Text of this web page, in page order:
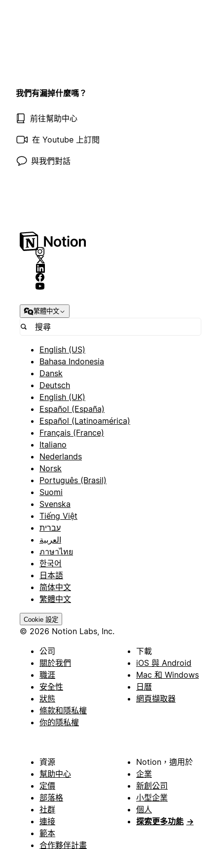
我們有漏掉什麼嗎？
前往幫助中心
在 Youtube 上訂閱
與我們對話
繁體中文
English (US)
Bahasa Indonesia
Dansk
Deutsch
English (UK)
Español (España)
Español (Latinoamérica)
Français (France)
Italiano
Nederlands
Norsk
Português (Brasil)
Suomi
Svenska
Tiếng Việt
עברית
العربية
ภาษาไทย
한국어
日本語
简体中文
繁體中文
Cookie 設定
© 2026 Notion Labs, Inc.
公司
關於我們
職涯
安全性
狀態
條款和隱私權
你的隱私權
下載
iOS 與 Android
Mac 和 Windows
日曆
網頁擷取器
資源
幫助中心
定價
部落格
社群
連接
範本
合作夥伴計畫
Notion，適用於
企業
新創公司
小型企業
個人
探索更多功能 →